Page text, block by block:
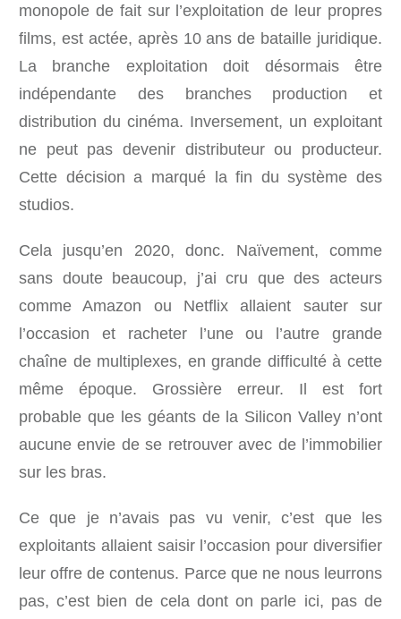
monopole de fait sur l’exploitation de leur propres
films, est actée, après 10 ans de bataille juridique.
La branche exploitation doit désormais être
indépendante des branches production et
distribution du cinéma. Inversement, un exploitant
ne peut pas devenir distributeur ou producteur.
Cette décision a marqué la fin du système des
studios.
Cela jusqu’en 2020, donc. Naïvement, comme
sans doute beaucoup, j’ai cru que des acteurs
comme Amazon ou Netflix allaient sauter sur
l’occasion et racheter l’une ou l’autre grande
chaîne de multiplexes, en grande difficulté à cette
même époque. Grossière erreur. Il est fort
probable que les géants de la Silicon Valley n’ont
aucune envie de se retrouver avec de l’immobilier
sur les bras.
Ce que je n’avais pas vu venir, c’est que les
exploitants allaient saisir l’occasion pour diversifier
leur offre de contenus. Parce que ne nous leurrons
pas, c’est bien de cela dont on parle ici, pas de